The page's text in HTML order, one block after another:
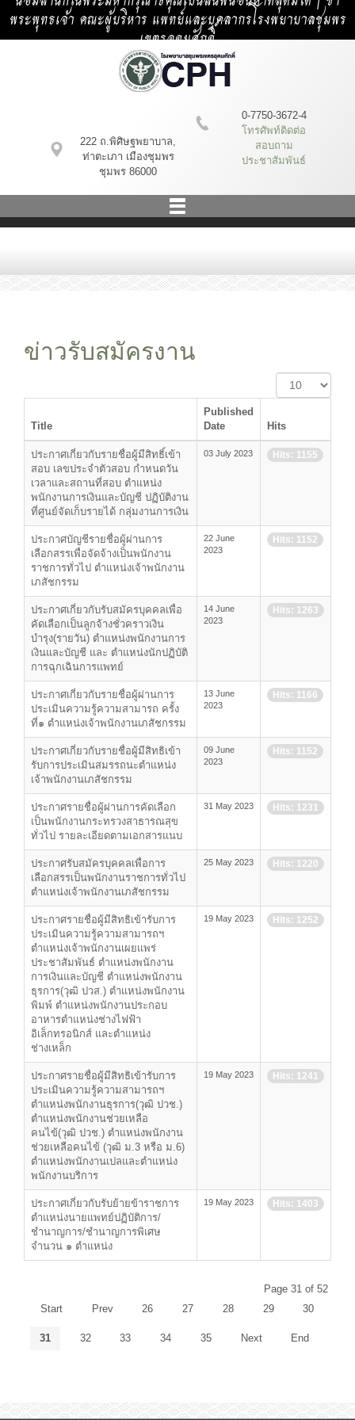
พระพุทธเจ้า คณะผู้บริหาร แพทย์และบุคลากรโรงพยาบาลชุมพร
เขตรอุดมศักดิ์
222 ถ.พิศิษฐพยาบาล,
ท่าตะเภา เมืองชุมพร
ชุมพร 86000
0-7750-3672-4
โทรศัพท์ติดต่อ
สอบถาม
ประชาสัมพันธ์
ข่าวรับสมัครงาน
Display
#
Title
Published
Date
Hits
ประกาศเกี่ยวกับรายชื่อผู้มีสิทธิ์เข้า
สอบ เลขประจำตัวสอบ กำหนดวัน
เวลาและสถานที่สอบ ตำแหน่ง
พนักงานการเงินและบัญชี ปฏิบัติงาน
ที่ศูนย์จัดเก็บรายได้ กลุ่มงานการเงิน
03 July 2023 Hits: 1155
ประกาศบัญชีรายชื่อผู้ผ่านการ
เลือกสรรเพื่อจัดจ้างเป็นพนักงาน
ราชการทั่วไป ตำแหน่งเจ้าพนักงาน
เภสัชกรรม
22 June
2023
Hits: 1152
ประกาศเกี่ยวกับรับสมัครบุคคลเพื่อ
คัดเลือกเป็นลูกจ้างชั่วคราวเงิน
บำรุง(รายวัน) ตำแหน่งพนักงานการ
เงินและบัญชี และ ตำแหน่งนักปฏิบัติ
การฉุกเฉินการแพทย์
14 June
2023
Hits: 1263
ประกาศเกี่ยวกับรายชื่อผู้ผ่านการ
ประเมินความรู้ความสามารถ ครั้ง
ที่๑ ตำแหน่งเจ้าพนักงานเภสัชกรรม
13 June
2023
Hits: 1166
ประกาศเกี่ยวกับรายชื่อผู้มีสิทธิเข้า
รับการประเมินสมรรถนะตำแหน่ง
เจ้าพนักงานเภสัชกรรม
09 June
2023
Hits: 1152
ประกาศรายชื่อผู้ผ่านการคัดเลือก
เป็นพนักงานกระทรวงสาธารณสุข
ทั่วไป รายละเอียดตามเอกสารแนบ
31 May 2023 Hits: 1231
ประกาศรับสมัครบุคคลเพื่อการ
เลือกสรรเป็นพนักงานราชการทั่วไป
ตำแหน่งเจ้าพนักงานเภสัชกรรม
25 May 2023 Hits: 1220
ประกาศรายชื่อผู้มีสิทธิเข้ารับการ
ประเมินความรู้ความสามารถฯ
ตำแหน่งเจ้าพนักงานเผยแพร่
ประชาสัมพันธ์ ตำแหน่งพนักงาน
การเงินและบัญชี ตำแหน่งพนักงาน
ธุรการ(วุฒิ ปวส.) ตำแหน่งพนักงาน
พิมพ์ ตำแหน่งพนักงานประกอบ
อาหารตำแหน่งช่างไฟฟ้า
อิเล็กทรอนิกส์ และตำแหน่ง
ช่างเหล็ก
19 May 2023 Hits: 1252
ประกาศรายชื่อผู้มีสิทธิเข้ารับการ
ประเมินความรู้ความสามารถฯ
ตำแหน่งพนักงานธุรการ(วุฒิ ปวช.)
ตำแหน่งพนักงานช่วยเหลือ
คนไข้(วุฒิ ปวช.) ตำแหน่งพนักงาน
ช่วยเหลือคนไข้ (วุฒิ ม.3 หรือ ม.6)
ตำแหน่งพนักงานเปลและตำแหน่ง
พนักงานบริการ
19 May 2023 Hits: 1241
ประกาศเกี่ยวกับรับย้ายข้าราชการ
ตำแหน่งนายแพทย์ปฏิบัติการ/
ชำนาญการ/ชำนาญการพิเศษ
จำนวน ๑ ตำแหน่ง
19 May 2023 Hits: 1403
Page 31 of 52
Start
Prev 26 27 28 29 30
31 32 33 34 35 Next End